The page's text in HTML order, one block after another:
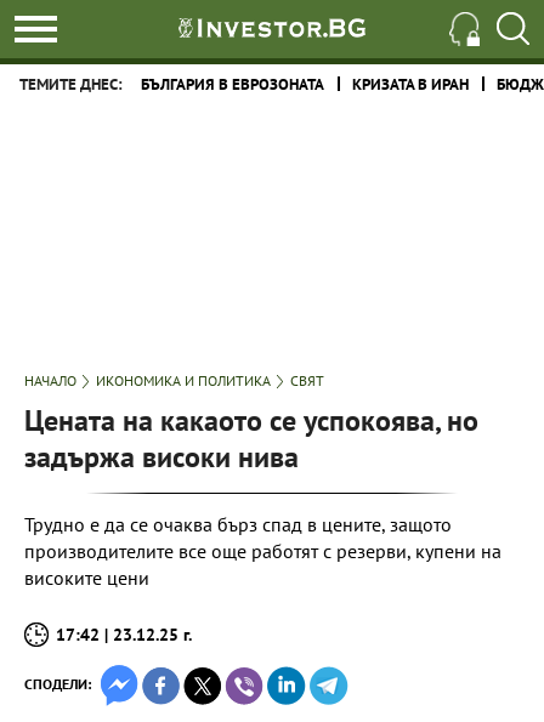
ТЕМИТЕ ДНЕС: БЪЛГАРИЯ В ЕВРОЗОНАТА КРИЗАТА В ИРАН
НАЧАЛО ИКОНОМИКА И ПОЛИТИКА СВЯТ
Цената на какаото се успокоява, но
задържа високи нива
Трудно е да се очаква бърз спад в цените, защото
производителите все още работят с резерви, купени на
високите цени
17:42 | 23.12.25 г.
СПОДЕЛИ: